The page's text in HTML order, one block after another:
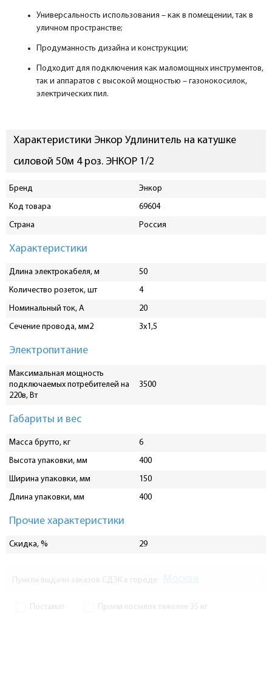
Универсальность использования – как в помещении, так в
уличном пространстве;
Продуманность дизайна и конструкции;
Подходит для подключения как маломощных инструментов,
так и аппаратов с высокой мощностью – газонокосилок,
электрических пил.
Характеристики Энкор Удлинитель на катушке
силовой 50м 4 роз. ЭНКОР 1/2
Бренд
Энкор
Код товара
69604
Страна
Россия
Характеристики
Длина электрокабеля, м
50
Количество розеток, шт
4
Номинальный ток, A
20
Сечение провода, мм2
3х1,5
Электропитание
Максимальная мощность
подключаемых потребителей на
220в, Вт
3500
Габариты и вес
Масса брутто, кг
6
Высота упаковки, мм
400
Ширина упаковки, мм
150
Длина упаковки, мм
400
Прочие характеристики
Скидка, % 29
Пункты выдачи заказов СДЭК в городе
Постамат Прием посылок тяжелее 35 кг